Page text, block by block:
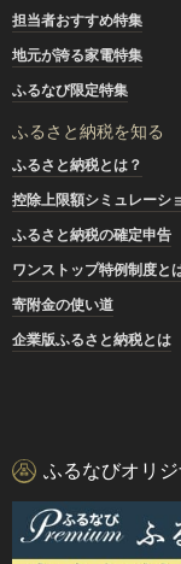
担当者おすすめ特集
地元が誇る家電特集
ふるなび限定特集
ふるさと納税を知る
ふるさと納税とは？
控除上限額シミュレーシ
ふるさと納税の確定申告
ワンストップ特例制度と
寄附金の使い道
企業版ふるさと納税とは
ふるなびオリ